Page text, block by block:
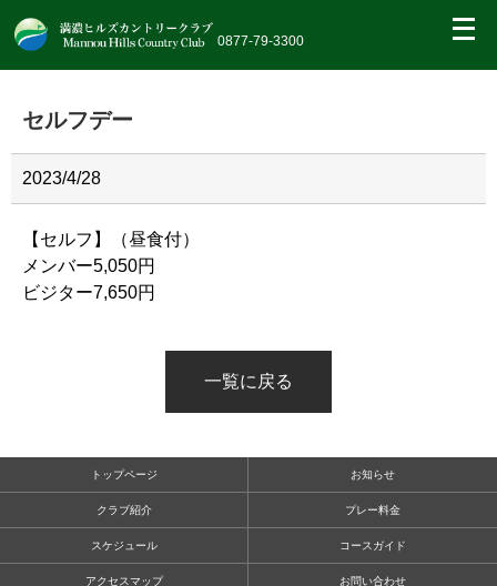
0877-79-3300
繝｡
繝
帝
セルフデー
2023/4/28
【セルフ】（昼食付）
メンバー5,050円
ビジター7,650円
一覧に戻る
トップページ お知らせ
クラブ紹介 プレー料金
スケジュール コースガイド
アクセスマップ お問い合わせ